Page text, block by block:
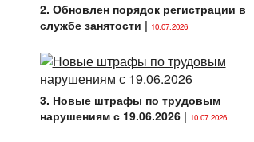
2. Обновлен порядок регистрации в
службе занятости | 10.07.2026
3. Новые штрафы по трудовым
нарушениям с 19.06.2026| 10.07.2026